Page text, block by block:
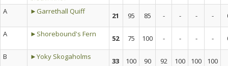
A
►Garrethall Quiff 21 95 85 - - - -
A
►Shorebound's Fern 52 75 100 - - - -
B
►Yoky Skogaholms 33 100 90 92 100 100 100